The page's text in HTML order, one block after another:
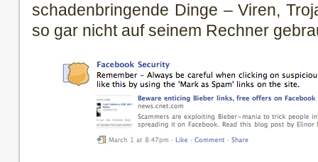
schadenbringende Dinge – Viren,
so gar nicht auf seinem Rechner